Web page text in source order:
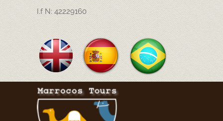
I.f N: 42229160